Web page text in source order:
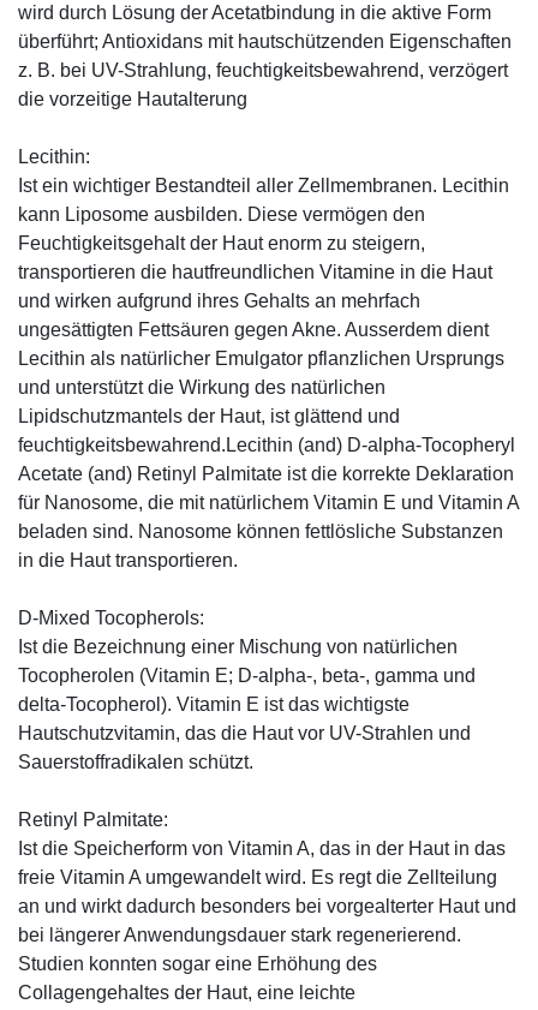
wird durch Lösung der Acetatbindung in die aktive Form
überführt; Antioxidans mit hautschützenden Eigenschaften
z. B. bei UV-Strahlung, feuchtigkeitsbewahrend, verzögert
die vorzeitige Hautalterung
Lecithin:
Ist ein wichtiger Bestandteil aller Zellmembranen. Lecithin
kann Liposome ausbilden. Diese vermögen den
Feuchtigkeitsgehalt der Haut enorm zu steigern,
transportieren die hautfreundlichen Vitamine in die Haut
und wirken aufgrund ihres Gehalts an mehrfach
ungesättigten Fettsäuren gegen Akne. Ausserdem dient
Lecithin als natürlicher Emulgator pflanzlichen Ursprungs
und unterstützt die Wirkung des natürlichen
Lipidschutzmantels der Haut, ist glättend und
feuchtigkeitsbewahrend.Lecithin (and) D-alpha-Tocopheryl
Acetate (and) Retinyl Palmitate ist die korrekte Deklaration
für Nanosome, die mit natürlichem Vitamin E und Vitamin A
beladen sind. Nanosome können fettlösliche Substanzen
in die Haut transportieren.
D-Mixed Tocopherols:
Ist die Bezeichnung einer Mischung von natürlichen
Tocopherolen (Vitamin E; D-alpha-, beta-, gamma und
delta-Tocopherol). Vitamin E ist das wichtigste
Hautschutzvitamin, das die Haut vor UV-Strahlen und
Sauerstoffradikalen schützt.
Retinyl Palmitate:
Ist die Speicherform von Vitamin A, das in der Haut in das
freie Vitamin A umgewandelt wird. Es regt die Zellteilung
an und wirkt dadurch besonders bei vorgealterter Haut und
bei längerer Anwendungsdauer stark regenerierend.
Studien konnten sogar eine Erhöhung des
Collagengehaltes der Haut, eine leichte